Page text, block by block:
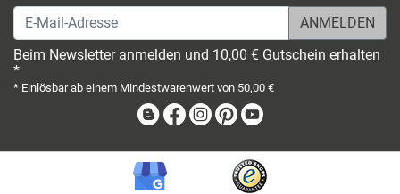
E-Mail-Adresse
Beim Newsletter anmelden und 10,00 € Gutschein erhalten
*
* Einlösbar ab einem Mindestwarenwert von 50,00 €
BlogFacebook
Instagram
Pinterest